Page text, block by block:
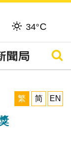
34°C
搜尋
繁
简 EN